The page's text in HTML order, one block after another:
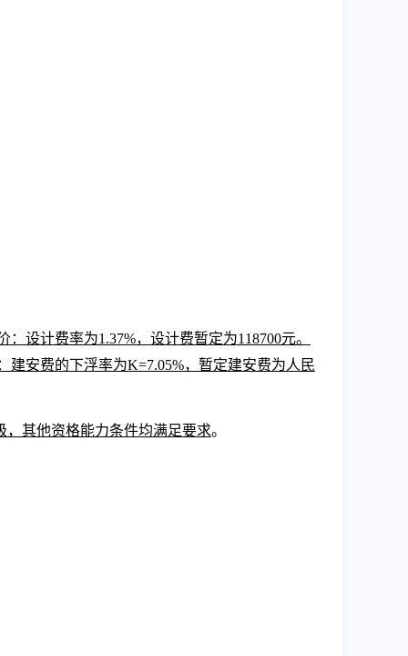
：设计费率为1.37%，设计费暂定为118700元。
建安费的下浮率为K=7.05%，暂定建安费为人民
其他资格能力条件均满足要求。